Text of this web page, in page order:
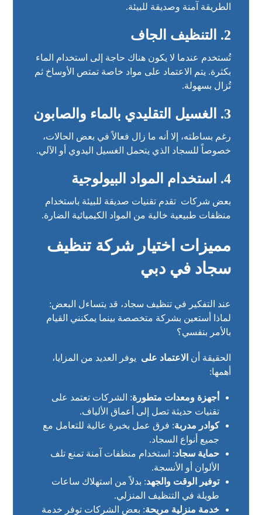
الطريقة آمنة وصديقة للبيئة.
2. التنظيف الجاف
تُستخدم عندما لا يكون هناك حاجة إلى استخدام الماء
بكثرة. يتم الاعتماد على مواد خاصة تمتص الأوساخ ثم
تُزال بسهولة.
3. الغسيل التقليدي بالماء والصابون
رغم بساطته، إلا أنه ما زال فعالاً في بعض الحالات،
خصوصاً للسجاد الذي يتحمل الغسيل اليدوي أو الآلي.
4. استخدام المواد البيولوجية
بعض شركات تقدم تقنيات صديقة للبيئة باستخدام
منظفات طبيعية خالية من المواد الكيميائية الضارة.
مميزات اختيار شركة تنظيف
سجاد في دبي
عند التفكير في تنظيف سجاد، قد يتساءل البعض:
لماذا أستعين بشركة متخصصة بينما يمكنني القيام
بالأمر بنفسي؟
الحقيقة أن الاعتماد على يوفر العديد من المزايا،
أهمها:
أجهزة ومعدات متطورة: الشركات تعتمد على
تقنيات حديثة تصل إلى أعماق الألياف.
كوادر مدربة: فرق عمل بخبرة عالية للتعامل مع
جميع أنواع السجاد.
حماية سجاد: استخدام منظفات آمنة تمنع تلف
الألوان أو الأنسجة.
توفير الوقت والجهد: بدلاً من استهلاك ساعات
طويلة في التنظيف المنزلي.
خدمة منزلية مريحة: بعض الشركات توفر خدمة